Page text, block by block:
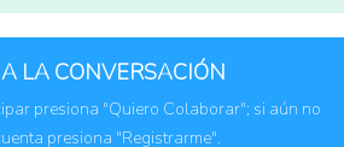
LA CONVERSACIÓN
presiona "Quiero Colaborar"; si aún no
presiona "Registrarme".